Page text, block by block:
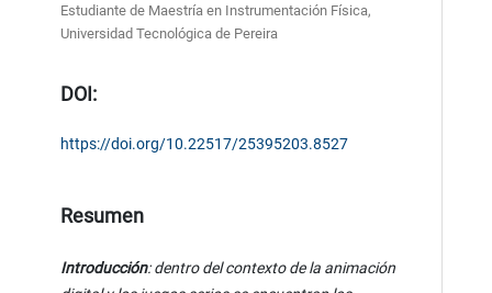
Estudiante de Maestría en Instrumentación Física,
Universidad Tecnológica de Pereira
DOI:
https://doi.org/10.22517/25395203.8527
Resumen
Introducción:dentro del contexto de la animación